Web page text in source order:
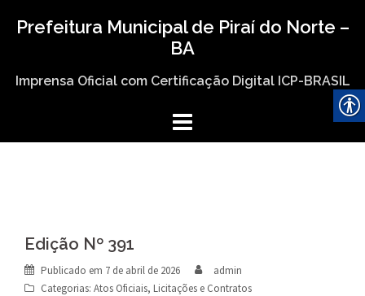
Prefeitura Municipal de Piraí do Norte –
BA
Imprensa Oficial com Certificação Digital ICP-BRASIL
Edição Nº 391
Publicado em 7 de abril de 2026
admin
Categorias: Atos Oficiais, Licitações e Contratos